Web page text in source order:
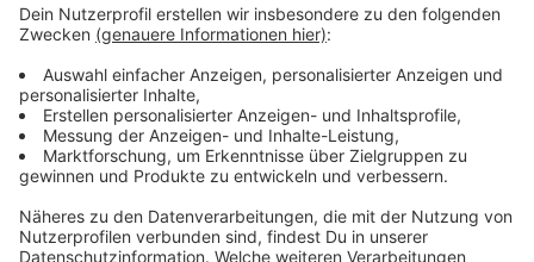
Beschreibung des Tatverdächtigen
Anzeige
45 Jahre alt, hat einen dunklen Teint, trägt Bart und ist
bekleidet mit einem dunklen T-Shirt.